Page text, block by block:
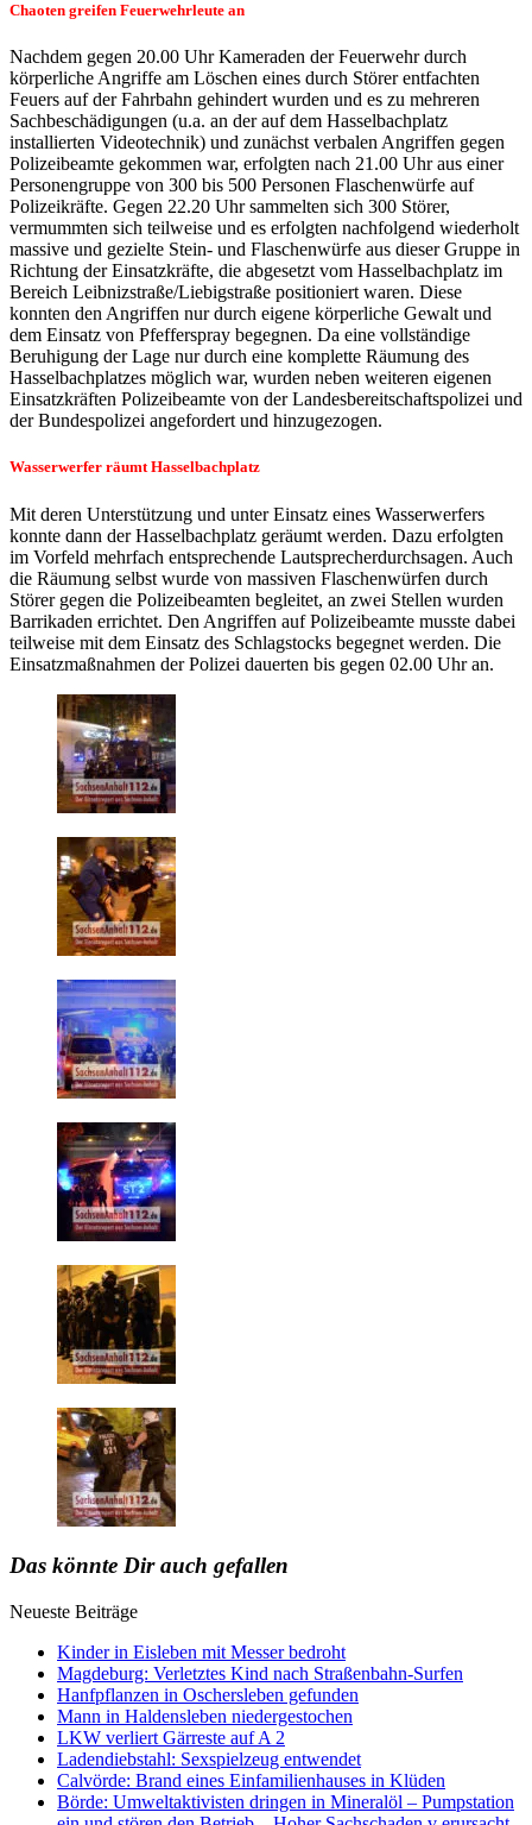
Chaoten greifen Feuerwehrleute an
Nachdem gegen 20.00 Uhr Kameraden der Feuerwehr durch
körperliche Angriffe am Löschen eines durch Störer entfachten
Feuers auf der Fahrbahn gehindert wurden und es zu mehreren
Sachbeschädigungen (u.a. an der auf dem Hasselbachplatz
installierten Videotechnik) und zunächst verbalen Angriffen gegen
Polizeibeamte gekommen war, erfolgten nach 21.00 Uhr aus einer
Personengruppe von 300 bis 500 Personen Flaschenwürfe auf
Polizeikräfte. Gegen 22.20 Uhr sammelten sich 300 Störer,
vermummten sich teilweise und es erfolgten nachfolgend wiederholt
massive und gezielte Stein- und Flaschenwürfe aus dieser Gruppe in
Richtung der Einsatzkräfte, die abgesetzt vom Hasselbachplatz im
Bereich Leibnizstraße/Liebigstraße positioniert waren. Diese
konnten den Angriffen nur durch eigene körperliche Gewalt und
dem Einsatz von Pfefferspray begegnen. Da eine vollständige
Beruhigung der Lage nur durch eine komplette Räumung des
Hasselbachplatzes möglich war, wurden neben weiteren eigenen
Einsatzkräften Polizeibeamte von der Landesbereitschaftspolizei und
der Bundespolizei angefordert und hinzugezogen.
Wasserwerfer räumt Hasselbachplatz
Mit deren Unterstützung und unter Einsatz eines Wasserwerfers
konnte dann der Hasselbachplatz geräumt werden. Dazu erfolgten
im Vorfeld mehrfach entsprechende Lautsprecherdurchsagen. Auch
die Räumung selbst wurde von massiven Flaschenwürfen durch
Störer gegen die Polizeibeamten begleitet, an zwei Stellen wurden
Barrikaden errichtet. Den Angriffen auf Polizeibeamte musste dabei
teilweise mit dem Einsatz des Schlagstocks begegnet werden. Die
Einsatzmaßnahmen der Polizei dauerten bis gegen 02.00 Uhr an.
Das könnte Dir auch gefallen
Neueste Beiträge
Kinder in Eisleben mit Messer bedroht
Magdeburg: Verletztes Kind nach Straßenbahn-Surfen
Hanfpflanzen in Oschersleben gefunden
Mann in Haldensleben niedergestochen
LKW verliert Gärreste auf A 2
Ladendiebstahl: Sexspielzeug entwendet
Calvörde: Brand eines Einfamilienhauses in Klüden
Börde: Umweltaktivisten dringen in Mineralöl – Pumpstation